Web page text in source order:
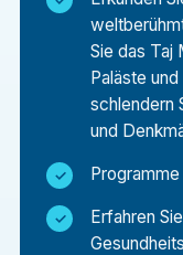
in Indien
globale
Entdecken Sie
Entdecken Sie
– von den
dem Roten Fort
Paläste und
Sie das Taj
Paläste
schlendern
und
Erfahren